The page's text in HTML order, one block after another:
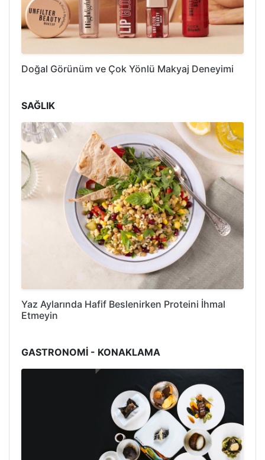
Doğal Görünüm ve Çok Yönlü Makyaj Deneyimi
SAĞLIK
Yaz Aylarında Hafif Beslenirken Proteini İhmal
Etmeyin
GASTRONOMİ - KONAKLAMA